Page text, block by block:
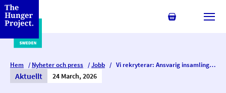
Min
Hem / Nyheter och press /Jobb / Vi rekryterar: Ansvarig insamling av stora gåvor
Aktuellt 24 March, 2026